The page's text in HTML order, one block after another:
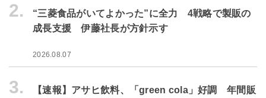
2.
“三菱食品がいてよかった”に全力 4戦略で製販の
成長支援 伊藤社長が方針示す
2026.08.07
3.
【速報】アサヒ飲料、「green cola」好調 年間販